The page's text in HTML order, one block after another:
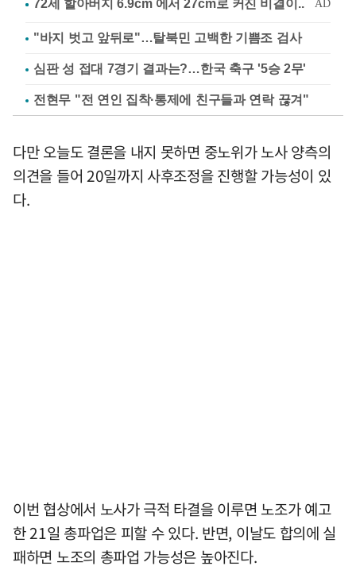
"바지 벗고 앞뒤로"…탈북민 고백한 기쁨조 검사
심판 성 접대 7경기 결과는?…한국 축구 '5승 2무'
전현무 "전 연인 집착·통제에 친구들과 연락 끊겨"
다만 오늘도 결론을 내지 못하면 중노위가 노사 양측의
의견을 들어 20일까지 사후조정을 진행할 가능성이 있
다.
이번 협상에서 노사가 극적 타결을 이루면 노조가 예고
한 21일 총파업은 피할 수 있다. 반면, 이날도 합의에 실
패하면 노조의 총파업 가능성은 높아진다.